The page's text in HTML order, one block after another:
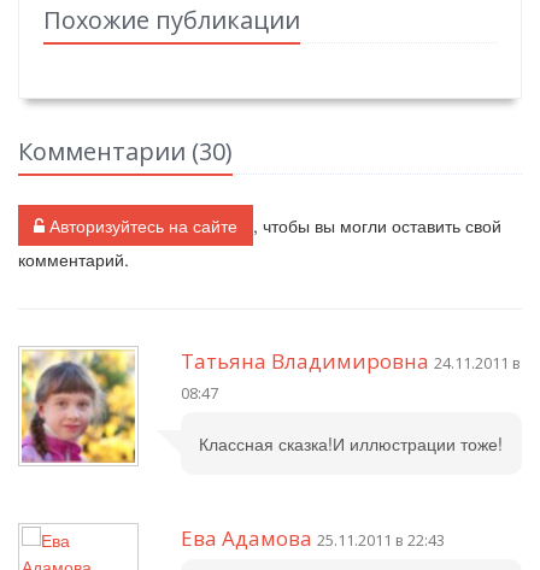
Похожие публикации
Комментарии (30)
Авторизуйтесь на сайте
, чтобы вы могли оставить свой
комментарий.
Татьяна Владимировна 24.11.2011 в
08:47
Классная сказка!И иллюстрации тоже!
Ева Адамова 25.11.2011 в 22:43